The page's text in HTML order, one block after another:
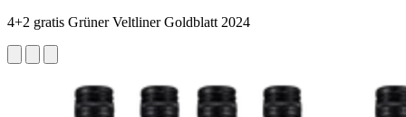
4+2 gratis Grüner Veltliner Goldblatt 2024